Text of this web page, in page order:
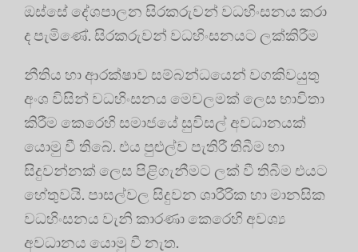
ඔස්සේ දේශපාලන සිරකරුවන් වධහිංසනය කරා
ද පැමිණේ. සිරකරුවන් වධහිංසනයට ලක්කිරීම
නීතිය හා ආරක්ෂාව සම්බන්ධයෙන් වගකිවයුතු
අංශ විසින් වධහිංසනය මෙවලමක් ලෙස භාවිතා
කිරීම කෙරෙහි සමාජයේ සුවිසල් අවධානයක්
යොමු වී තිබේ. එය පුළුල්ව පැතිරී තිබීම හා
සිදුවන්නක් ලෙස පිළිගැනීමට ලක් වී තිබීම එයට
හේතුවයි. පාසල්වල සිදුවන ශාරීරික හා මානසික
වධහිංසනය වැනි කාරණා කෙරෙහි අවශ්‍ය
අවධානය යොමු වී නැත.